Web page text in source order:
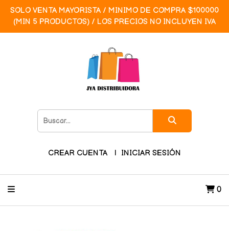
SOLO VENTA MAYORISTA / MINIMO DE COMPRA $100000
(MIN 5 PRODUCTOS) / LOS PRECIOS NO INCLUYEN IVA
CREAR CUENTA INICIAR SESIÓN
0